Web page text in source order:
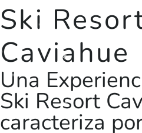
Ski
Caviahue
Una
Ski Resort
caracteriza